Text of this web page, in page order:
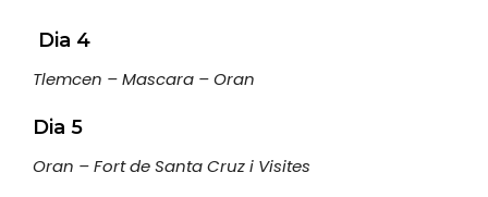
Dia 4
Tlemcen – Mascara – Oran
Dia 5
Oran – Fort de Santa Cruz i Visites